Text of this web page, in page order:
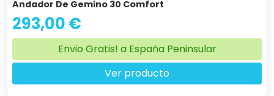
Andador De Gemino 30 Comfort
293,00 €
Envio Gratis! a España Peninsular
Ver producto